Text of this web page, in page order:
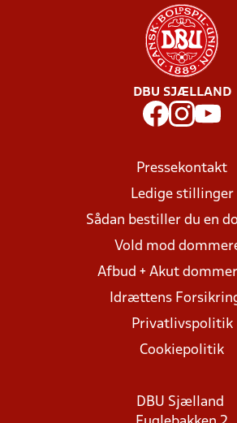
DBU SJÆLLAND
Pressekontakt
Ledige stillinger
Sådan bestiller du en
Vold mod
Afbud + Akut
Idrættens
Privatlivspolitik
Cookiepolitik
DBU Sjælland